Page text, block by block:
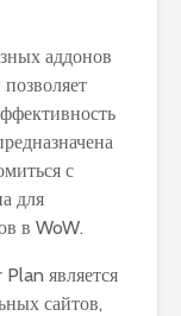
аддонов
с
для
в WoW.
является
сайтов,